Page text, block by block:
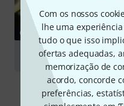
Com os nossos
lhe uma
tudo o que isso
ofertas adequadas,
memorização de
acordo, concorde
preferências,
GUIA
Trombones